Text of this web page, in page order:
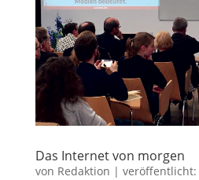
Das Internet von morgen
von Redaktion | veröffentlicht: